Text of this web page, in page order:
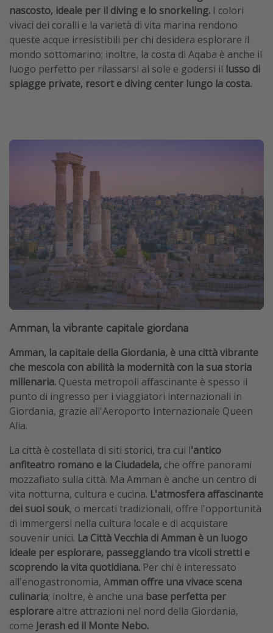
nascosto, ideale per il diving e lo snorkeling. I colori
vivaci dei coralli e la varietà di vita marina rendono
queste acque irresistibili per chi desidera esplorare il
mondo sottomarino; inoltre, la costa di Aqaba è anche il
luogo perfetto per rilassarsi al sole e godersi il lusso di
spiagge private, resort e diving center lungo la costa.
Amman, la vibrante capitale giordana
Amman, la capitale della Giordania, è una città vibrante
che mescola con abilità la modernità con la sua storia
millenaria. Questa metropoli affascinante è spesso il
punto di ingresso per i viaggiatori internazionali in
Giordania, grazie all'Aeroporto Internazionale Queen
Alia.
La città è costellata di siti storici, tra cui l'antico
anfiteatro romano e la Ciudadela, che offre panorami
mozzafiato sulla città. Ma Amman è anche un centro di
vita notturna, cultura e cucina. L'atmosfera affascinante
dei suoi souk, o mercati tradizionali, offre l'opportunità
di immergersi nella cultura locale e di acquistare
souvenir unici. La Città Vecchia di Amman è un luogo
ideale per esplorare, passeggiando tra vicoli stretti e
scoprendo la vita quotidiana. Per chi è interessato
all'enogastronomia, Amman offre una vivace scena
culinaria; inoltre, è anche una base perfetta per
esplorare altre attrazioni nel nord della Giordania,
come Jerash ed il Monte Nebo.